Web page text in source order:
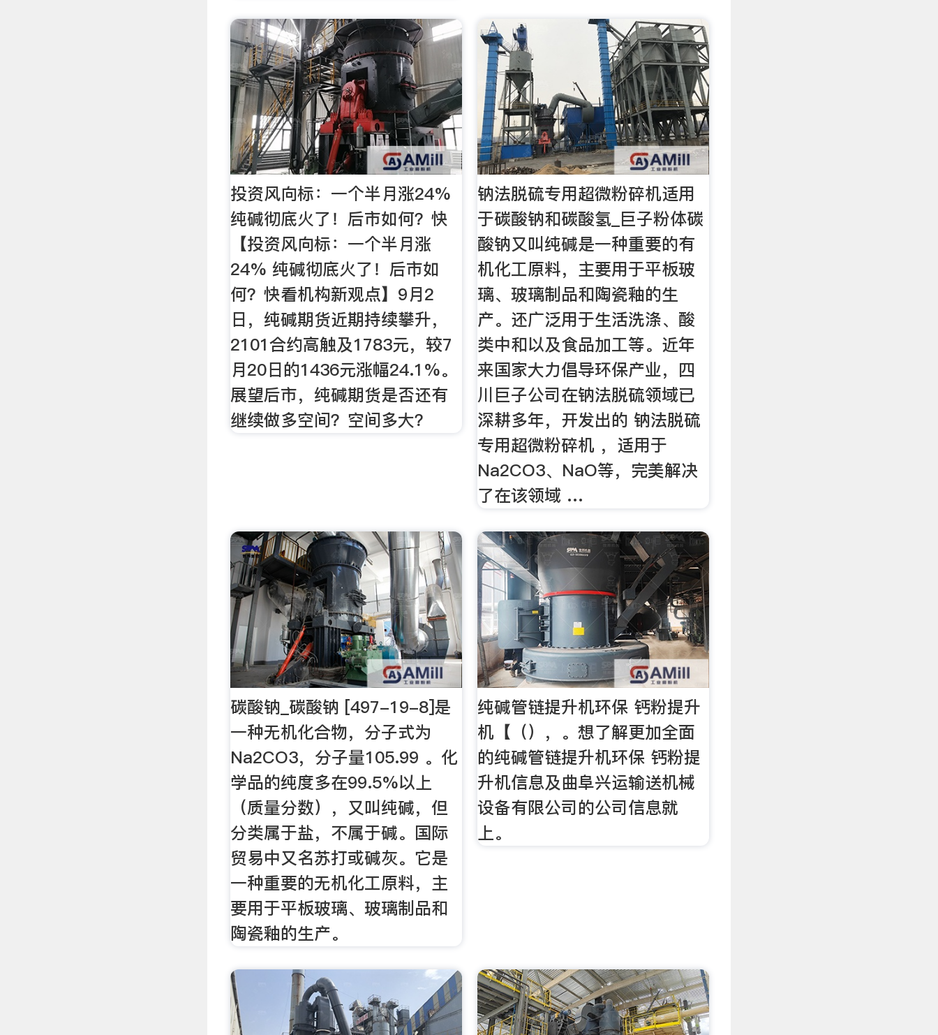
投资风向标：一个半月涨24%
纯碱彻底火了！后市如何？快
【投资风向标：一个半月涨
24% 纯碱彻底火了！后市如
何？快看机构新观点】9月2
日，纯碱期货近期持续攀升，
2101合约高触及1783元，较7
月20日的1436元涨幅24.1%。
展望后市，纯碱期货是否还有
继续做多空间？空间多大？
钠法脱硫专用超微粉碎机适用
于碳酸钠和碳酸氢_巨子粉体碳
酸钠又叫纯碱是一种重要的有
机化工原料，主要用于平板玻
璃、玻璃制品和陶瓷釉的生
产。还广泛用于生活洗涤、酸
类中和以及食品加工等。近年
来国家大力倡导环保产业，四
川巨子公司在钠法脱硫领域已
深耕多年，开发出的 钠法脱硫
专用超微粉碎机 ，适用于
Na2CO3、NaO等，完美解决
了在该领域 …
碳酸钠_碳酸钠 [497-19-8]是
一种无机化合物，分子式为
Na2CO3，分子量105.99 。化
学品的纯度多在99.5%以上
（质量分数），又叫纯碱，但
分类属于盐，不属于碱。国际
贸易中又名苏打或碱灰。它是
一种重要的无机化工原料，主
要用于平板玻璃、玻璃制品和
陶瓷釉的生产。
纯碱管链提升机环保 钙粉提升
机【（），。想了解更加全面
的纯碱管链提升机环保 钙粉提
升机信息及曲阜兴运输送机械
设备有限公司的公司信息就
上。